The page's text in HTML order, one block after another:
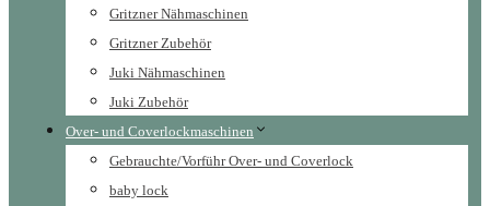
Gritzner Nähmaschinen
Gritzner Zubehör
Juki Nähmaschinen
Juki Zubehör
Over- und Coverlockmaschinen
Gebrauchte/Vorführ Over- und Coverlock
baby lock